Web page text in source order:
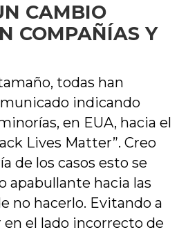
CAMBIO
COMPAÑÍAS Y
todas han
indicando
en EUA, hacia el
Lives Matter”. Creo
de los casos esto se
apabullante hacia las
no hacerlo. Evitando a
el lado incorrecto de